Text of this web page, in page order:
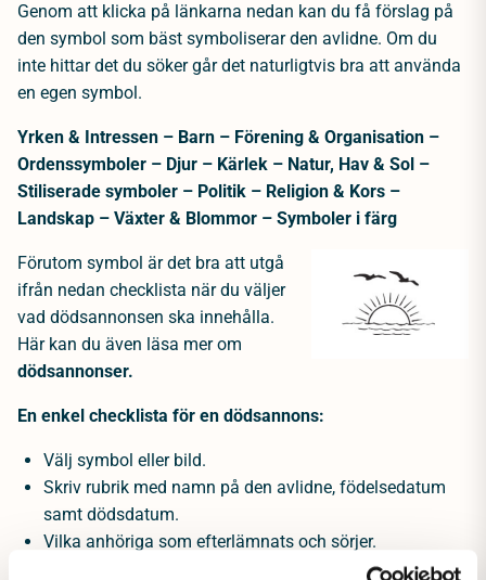
Genom att klicka på länkarna nedan kan du få förslag på
den symbol som bäst symboliserar den avlidne. Om du
inte hittar det du söker går det naturligtvis bra att använda
en egen symbol.
Yrken & Intressen – Barn – Förening & Organisation –
Ordenssymboler – Djur – Kärlek – Natur, Hav & Sol –
Stiliserade symboler – Politik – Religion & Kors –
Landskap – Växter & Blommor – Symboler i färg
Förutom symbol är det bra att utgå
ifrån nedan checklista när du väljer
vad dödsannonsen ska innehålla.
Här kan du även läsa mer om
dödsannonser.
En enkel checklista för en dödsannons:
Välj symbol eller bild.
Skriv rubrik med namn på den avlidne, födelsedatum
samt dödsdatum.
Vilka anhöriga som efterlämnats och sörjer.